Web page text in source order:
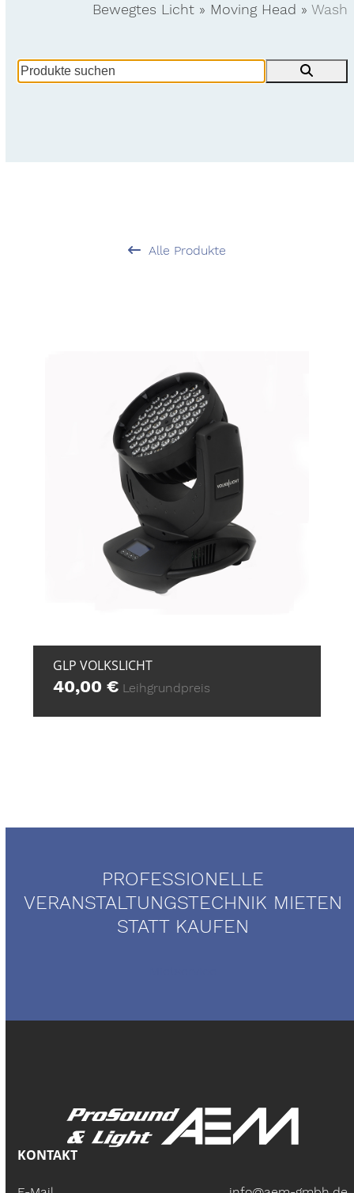
Bewegtes Licht » Moving Head »Wash
Produkte
suchen
Alle Produkte
GLP VOLKSLICHT
40,00€ Leihgrundpreis
PROFESSIONELLE
VERANSTALTUNGSTECHNIK MIETEN
STATT KAUFEN
KONTAKT